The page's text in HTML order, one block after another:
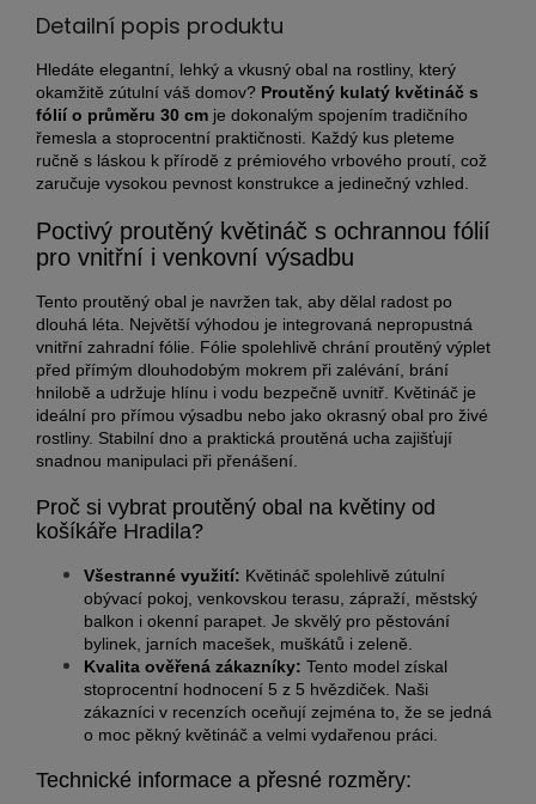
Detailní popis produktu
Hledáte elegantní, lehký a vkusný obal na rostliny, který
okamžitě zútulní váš domov? Proutěný kulatý květináč s
fólií o průměru 30 cm je dokonalým spojením tradičního
řemesla a stoprocentní praktičnosti. Každý kus pleteme
ručně s láskou k přírodě z prémiového vrbového proutí, což
zaručuje vysokou pevnost konstrukce a jedinečný vzhled.
Poctivý proutěný květináč s ochrannou fólií
pro vnitřní i venkovní výsadbu
Tento proutěný obal je navržen tak, aby dělal radost po
dlouhá léta. Největší výhodou je integrovaná nepropustná
vnitřní zahradní fólie. Fólie spolehlivě chrání proutěný výplet
před přímým dlouhodobým mokrem při zalévání, brání
hnilobě a udržuje hlínu i vodu bezpečně uvnitř. Květináč je
ideální pro přímou výsadbu nebo jako okrasný obal pro živé
rostliny. Stabilní dno a praktická proutěná ucha zajišťují
snadnou manipulaci při přenášení.
Proč si vybrat proutěný obal na květiny od
košíkáře Hradila?
Všestranné využití: Květináč spolehlivě zútulní
obývací pokoj, venkovskou terasu, zápraží, městský
balkon i okenní parapet. Je skvělý pro pěstování
bylinek, jarních macešek, muškátů i zeleně.
Kvalita ověřená zákazníky: Tento model získal
stoprocentní hodnocení 5 z 5 hvězdiček. Naši
zákazníci v recenzích oceňují zejména to, že se jedná
o moc pěkný květináč a velmi vydařenou práci.
Technické informace a přesné rozměry: